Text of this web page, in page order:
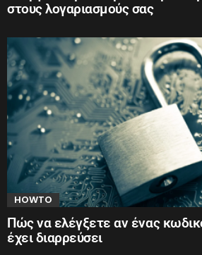
στους λογαριασμούς σας
HOWTO
Πώς να ελέγξετε αν ένας
έχει διαρρεύσει